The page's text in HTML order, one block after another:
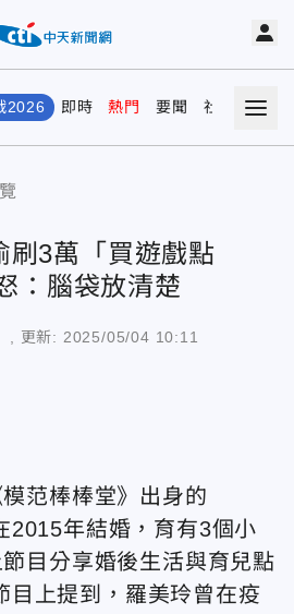
2026 即時 熱門 要聞 社會 娛樂
刷3萬「買遊戲點
：腦袋放清楚
, 更新: 2025/05/04 10:11
范棒棒堂》出身的
2015年結婚，育有3個小
目分享婚後生活與育兒點
目上提到，羅美玲曾在疫